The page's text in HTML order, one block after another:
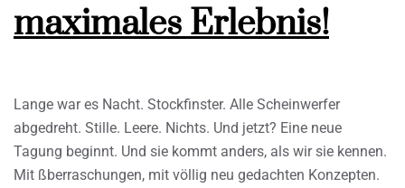
maximales Erlebnis!
Lange war es Nacht. Stockfinster. Alle Scheinwerfer
abgedreht. Stille. Leere. Nichts. Und jetzt? Eine neue
Tagung beginnt. Und sie kommt anders, als wir sie kennen.
Mit ßberraschungen, mit völlig neu gedachten Konzepten.